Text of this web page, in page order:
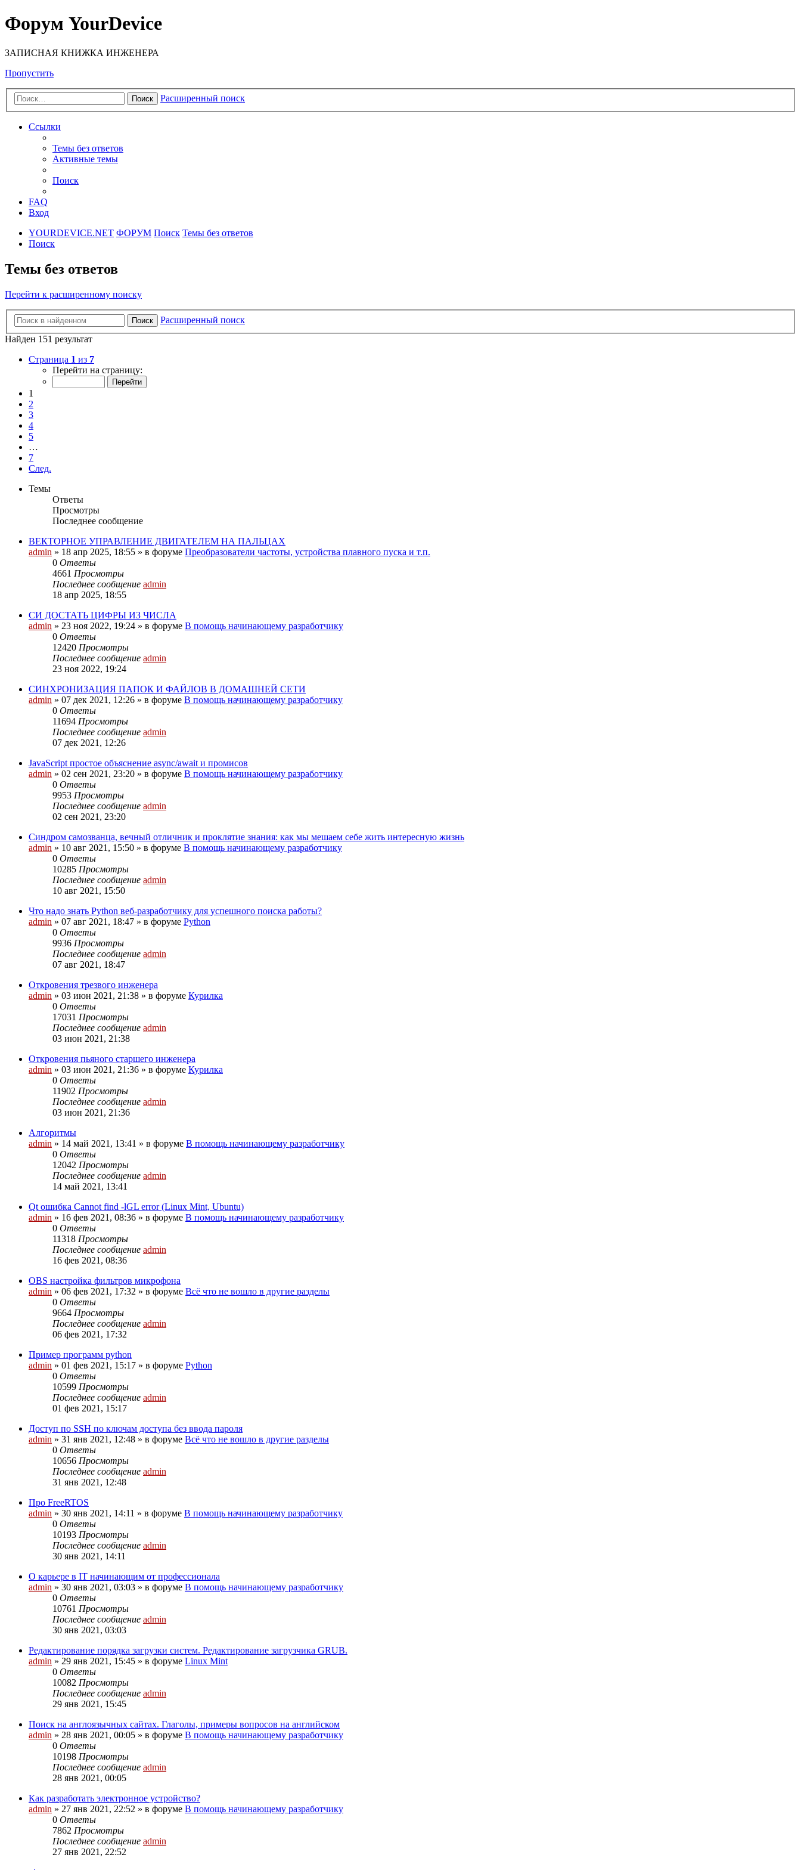
Форум YourDevice
ЗАПИСНАЯ КНИЖКА ИНЖЕНЕРА
Пропустить
Поиск Расширенный поиск
Ссылки
Темы без ответов
Активные темы
Поиск
FAQ
Вход
YOURDEVICE.NET ФОРУМ Поиск Темы без ответов
Поиск
Темы без ответов
Перейти к расширенному поиску
Поиск
Расширенный поиск
Найден 151 результат
Страница 1 из 7
Перейти на страницу:
1
2
3
4
5
…
7
След.
Темы
Ответы
Просмотры
Последнее сообщение
ВЕКТОРНОЕ УПРАВЛЕНИЕ ДВИГАТЕЛЕМ НА ПАЛЬЦАХ
admin » 18 апр 2025, 18:55 » в форуме Преобразователи частоты, устройства плавного пуска и т.п.
0 Ответы
4661 Просмотры
Последнее сообщение admin
18 апр 2025, 18:55
СИ ДОСТАТЬ ЦИФРЫ ИЗ ЧИСЛА
admin » 23 ноя 2022, 19:24 » в форуме В помощь начинающему разработчику
0 Ответы
12420 Просмотры
Последнее сообщение admin
23 ноя 2022, 19:24
СИНХРОНИЗАЦИЯ ПАПОК И ФАЙЛОВ В ДОМАШНЕЙ СЕТИ
admin » 07 дек 2021, 12:26 » в форуме В помощь начинающему разработчику
0 Ответы
11694 Просмотры
Последнее сообщение admin
07 дек 2021, 12:26
JavaScript простое объяснение async/await и промисов
admin » 02 сен 2021, 23:20 » в форуме В помощь начинающему разработчику
0 Ответы
9953 Просмотры
Последнее сообщение admin
02 сен 2021, 23:20
Cиндром самозванца, вечный отличник и проклятие знания: как мы мешаем себе жить интересную жизнь
admin » 10 авг 2021, 15:50 » в форуме В помощь начинающему разработчику
0 Ответы
10285 Просмотры
Последнее сообщение admin
10 авг 2021, 15:50
Что надо знать Python веб-разработчику для успешного поиска работы?
admin » 07 авг 2021, 18:47 » в форуме Python
0 Ответы
9936 Просмотры
Последнее сообщение admin
07 авг 2021, 18:47
Откровения трезвого инженера
admin » 03 июн 2021, 21:38 » в форуме Курилка
0 Ответы
17031 Просмотры
Последнее сообщение admin
03 июн 2021, 21:38
Откровения пьяного старшего инженера
admin » 03 июн 2021, 21:36 » в форуме Курилка
0 Ответы
11902 Просмотры
Последнее сообщение admin
03 июн 2021, 21:36
Алгоритмы
admin » 14 май 2021, 13:41 » в форуме В помощь начинающему разработчику
0 Ответы
12042 Просмотры
Последнее сообщение admin
14 май 2021, 13:41
Qt ошибка Cannot find -lGL error (Linux Mint, Ubuntu)
admin » 16 фев 2021, 08:36 » в форуме В помощь начинающему разработчику
0 Ответы
11318 Просмотры
Последнее сообщение admin
16 фев 2021, 08:36
OBS настройка фильтров микрофона
admin » 06 фев 2021, 17:32 » в форуме Всё что не вошло в другие разделы
0 Ответы
9664 Просмотры
Последнее сообщение admin
06 фев 2021, 17:32
Пример программ python
admin » 01 фев 2021, 15:17 » в форуме Python
0 Ответы
10599 Просмотры
Последнее сообщение admin
01 фев 2021, 15:17
Доступ по SSH по ключам доступа без ввода пароля
admin » 31 янв 2021, 12:48 » в форуме Всё что не вошло в другие разделы
0 Ответы
10656 Просмотры
Последнее сообщение admin
31 янв 2021, 12:48
Про FreeRTOS
admin » 30 янв 2021, 14:11 » в форуме В помощь начинающему разработчику
0 Ответы
10193 Просмотры
Последнее сообщение admin
30 янв 2021, 14:11
О карьере в IT начинающим от профессионала
admin » 30 янв 2021, 03:03 » в форуме В помощь начинающему разработчику
0 Ответы
10761 Просмотры
Последнее сообщение admin
30 янв 2021, 03:03
Редактирование порядка загрузки систем. Редактирование загрузчика GRUB.
admin » 29 янв 2021, 15:45 » в форуме Linux Mint
0 Ответы
10082 Просмотры
Последнее сообщение admin
29 янв 2021, 15:45
Поиск на англоязычных сайтах. Глаголы, примеры вопросов на английском
admin » 28 янв 2021, 00:05 » в форуме В помощь начинающему разработчику
0 Ответы
10198 Просмотры
Последнее сообщение admin
28 янв 2021, 00:05
Как разработать электронное устройство?
admin » 27 янв 2021, 22:52 » в форуме В помощь начинающему разработчику
0 Ответы
7862 Просмотры
Последнее сообщение admin
27 янв 2021, 22:52